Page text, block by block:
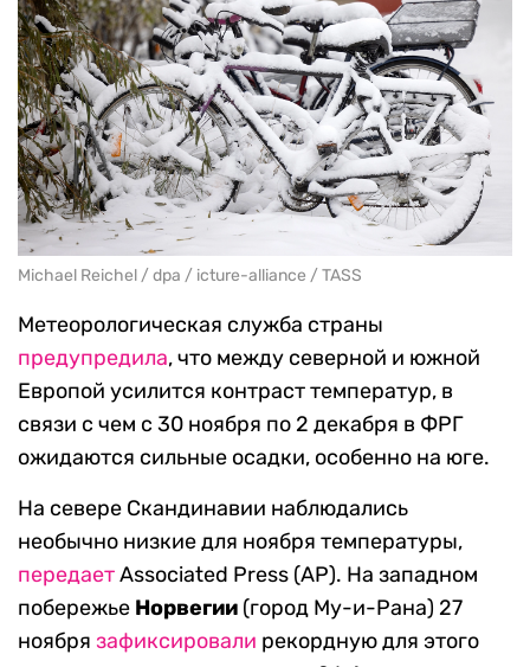
Michael Reichel / dpa / icture-alliance / TASS
Метеорологическая служба страны
предупредила, что между северной и южной
Европой усилится контраст температур, в
связи с чем с 30 ноября по 2 декабря в ФРГ
ожидаются сильные осадки, особенно на юге.
На севере Скандинавии наблюдались
необычно низкие для ноября температуры,
передаетAssociated Press (AP). На западном
побережье Норвегии (город Му-и-Рана) 27
ноября зафиксировали рекордную для этого